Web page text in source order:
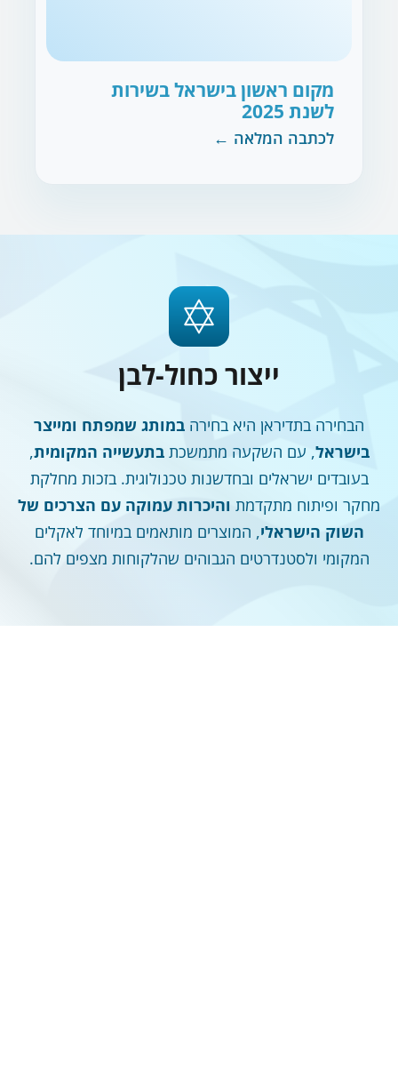
מקום ראשון בישראל בשירות
לשנת 2025
לכתבה המלאה ←
ייצור כחול-לבן
הבחירה בתדיראן היא בחירה במותג שמפתח ומייצר
בישראל, עם השקעה מתמשכתבתעשייה המקומית,
בעובדים ישראלים ובחדשנות טכנולוגית. בזכות מחלקת
מחקר ופיתוח מתקדמת והיכרות עמוקה עם הצרכים של
השוק הישראלי, המוצרים מותאמים במיוחד לאקלים
המקומי ולסטנדרטים הגבוהים שהלקוחות מצפים להם.